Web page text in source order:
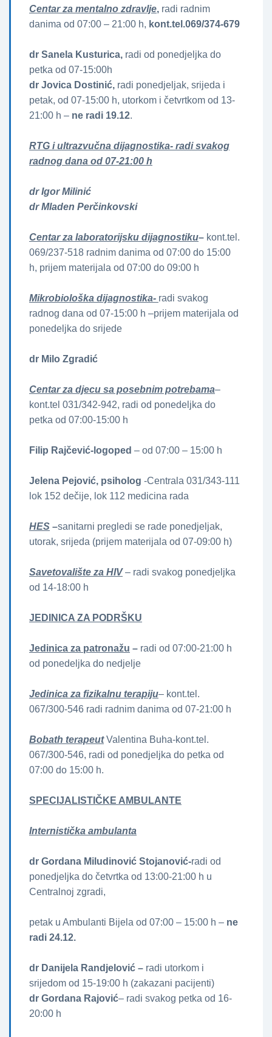
Centar za mentalno zdravlje, radi radnim
danima od 07:00 – 21:00 h, kont.tel.069/374-679
dr Sanela Kusturica, radi od ponedjeljka do
petka od 07-15:00h
dr Jovica Dostinić, radi ponedjeljak, srijeda i
petak, od 07-15:00 h, utorkom i četvrtkom od 13-
21:00 h – ne radi 19.12.
RTG i ultrazvučna dijagnostika- radi svakog
radnog dana od 07-21:00 h
dr Igor Milinić
dr Mladen Perčinkovski
Centar za laboratorijsku dijagnostiku– kont.tel.
069/237-518 radnim danima od 07:00 do 15:00
h, prijem materijala od 07:00 do 09:00 h
Mikrobiološka dijagnostika- radi svakog
radnog dana od 07-15:00 h –prijem materijala od
ponedeljka do srijede
dr Milo Zgradić
Centar za djecu sa posebnim potrebama–
kont.tel 031/342-942, radi od ponedeljka do
petka od 07:00-15:00 h
Filip Rajčević-logoped – od 07:00 – 15:00 h
Jelena Pejović, psiholog -Centrala 031/343-111
lok 152 dečije, lok 112 medicina rada
HES –sanitarni pregledi se rade ponedjeljak,
utorak, srijeda (prijem materijala od 07-09:00 h)
Savetovalište za HIV– radi svakog ponedjeljka
od 14-18:00 h
JEDINICA ZA PODRŠKU
Jedinica za patronažu – radi od 07:00-21:00 h
od ponedeljka do nedjelje
Jedinica za fizikalnu terapiju– kont.tel.
067/300-546 radi radnim danima od 07-21:00 h
Bobath terapeutValentina Buha-kont.tel.
067/300-546, radi od ponedjeljka do petka od
07:00 do 15:00 h.
SPECIJALISTIČKE AMBULANTE
Internistička ambulanta
dr Gordana Miludinović Stojanović-radi od
ponedjeljka do četvrtka od 13:00-21:00 h u
Centralnoj zgradi,
petak u Ambulanti Bijela od 07:00 – 15:00 h – ne
radi 24.12.
dr Danijela Randjelović – radi utorkom i
srijedom od 15-19:00 h (zakazani pacijenti)
dr Gordana Rajović– radi svakog petka od 16-
20:00 h